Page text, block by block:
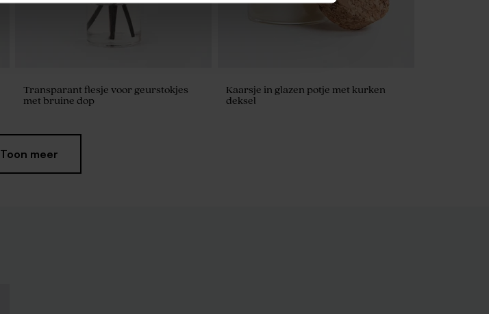
Transparant flesje voor geurstokjes
met bruine dop
Kaarsje in glazen potje met kurken
deksel
Toon meer